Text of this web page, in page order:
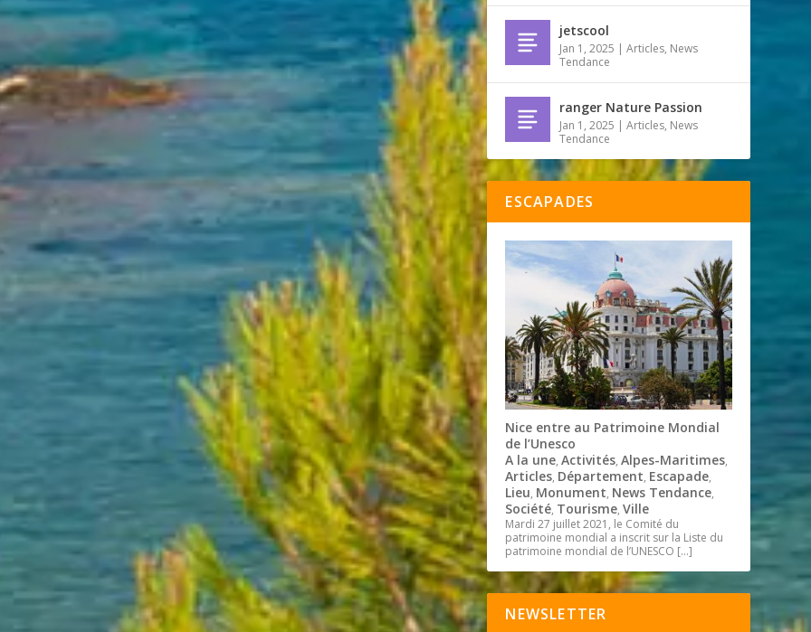
jetscool
Jan 1, 2025 |Articles, News
Tendance
ranger Nature Passion
Jan 1, 2025 |Articles, News
Tendance
ESCAPADES
Nice entre au Patrimoine Mondial
de l’Unesco
A la une,Activités,Alpes-Maritimes,
Articles, Département, Escapade,
Lieu, Monument, News Tendance,
Société, Tourisme,Ville
Mardi 27 juillet 2021, le Comité du
patrimoine mondial a inscrit sur la Liste du
patrimoine mondial de l’UNESCO […]
NEWSLETTER